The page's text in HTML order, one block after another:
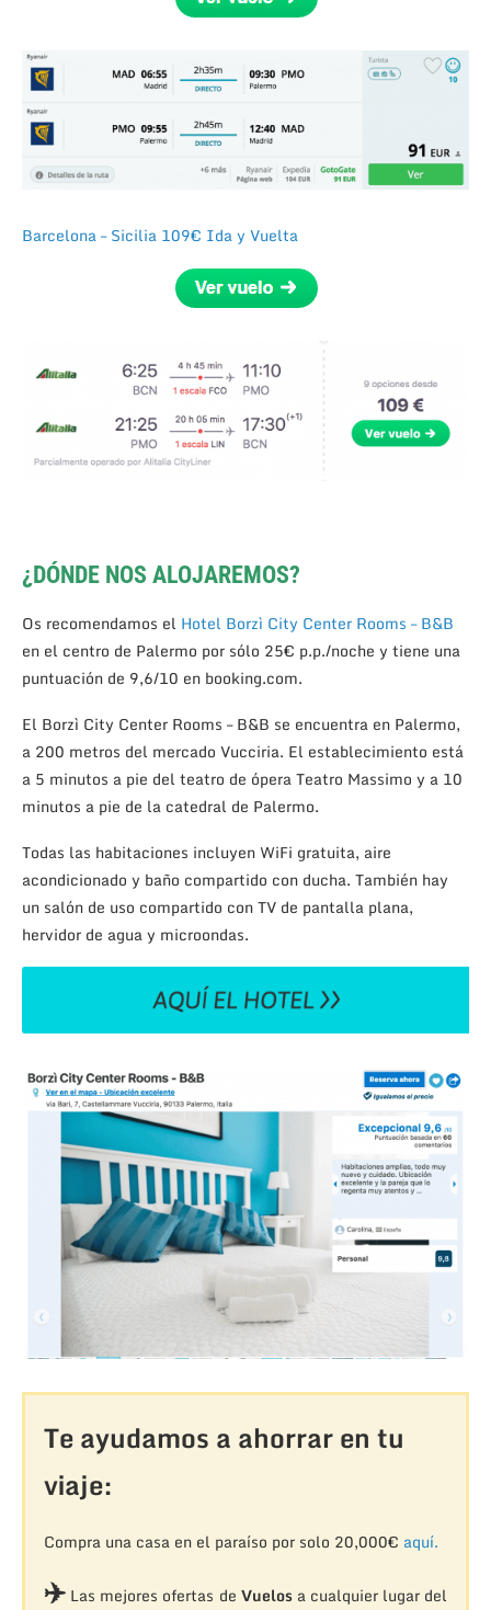
Barcelona – Sicilia 109€ Ida y Vuelta
¿DÓNDE NOS ALOJAREMOS?
Os recomendamos el Hotel Borzì City Center Rooms – B&B
en el centro de Palermo por sólo 25€ p.p./noche y tiene una
puntuación de 9,6/10 en booking.com.
El Borzì City Center Rooms – B&B se encuentra en Palermo,
a 200 metros del mercado Vucciria. El establecimiento está
a 5 minutos a pie del teatro de ópera Teatro Massimo y a 10
minutos a pie de la catedral de Palermo.
Todas las habitaciones incluyen WiFi gratuita, aire
acondicionado y baño compartido con ducha. También hay
un salón de uso compartido con TV de pantalla plana,
hervidor de agua y microondas.
Te ayudamos a ahorrar en tu
viaje:
Compra una casa en el paraíso por solo 20,000€ aquí.
✈️Las mejores ofertas de Vuelosa cualquier lugar del